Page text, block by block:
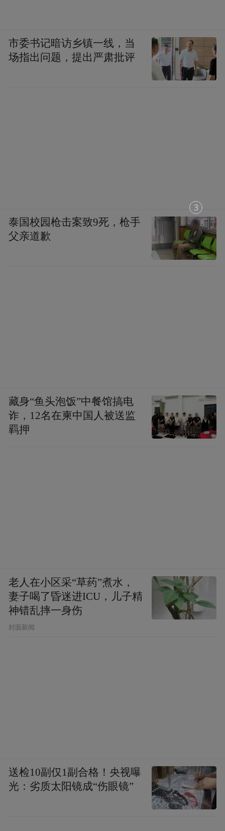
2
市委书记暗访乡镇一线，当
场指出问题，提出严肃批评
泰国校园枪击案致9死，枪手
父亲道歉
藏身“鱼头泡饭”中餐馆搞电
诈，12名在柬中国人被送监
羁押
老人在小区采“草药”煮水，
妻子喝了昏迷进ICU，儿子精
神错乱摔一身伤
封面新闻
送检10副仅1副合格！央视曝
光：劣质太阳镜成“伤眼镜”